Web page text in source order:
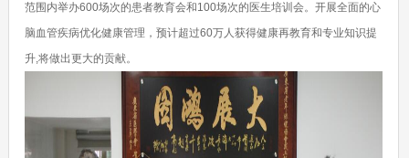
范围内举办600场次的患者教育会和100场次的医生培训会。开展全面的心
脑血管疾病优化健康管理，预计超过60万人获得健康再教育和专业知识提
升,将做出更大的贡献。